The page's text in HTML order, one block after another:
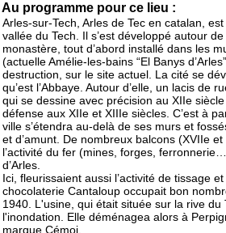
Au programme pour ce lieu :
Arles-sur-Tech, Arles de Tec en catalan,
vallée du Tech. Il s’est développé autour
monastère, tout d’abord installé dans les
(actuelle Amélie-les-bains “El Banys
destruction, sur le site actuel. La cité se
qu’est l’Abbaye. Autour d’elle, un lacis de
qui se dessine avec précision au XIIe
défense aux XIIe et XIIIe siècles. C’est à
ville s’étendra au-delà de ses murs et
et d’amunt. De nombreux balcons (XVIIe
l’activité du fer (mines, forges,
d’Arles.
Ici, fleurissaient aussi l’activité de tissage
chocolaterie Cantaloup occupait bon
1940. L'usine, qui était située sur la rive
l'inondation. Elle déménagea alors à
marque Cémoi.